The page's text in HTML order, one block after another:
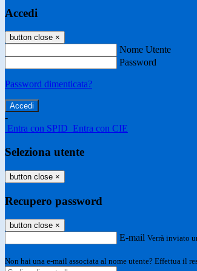
Accedi
button close ×
Nome Utente
Password
Password dimenticata?
-
Entra con SPID Entra con CIE
Seleziona utente
button close ×
Recupero password
button close ×
E-mail Verrà inviato
Non hai una e-mail associata al nome utente? Effettua il